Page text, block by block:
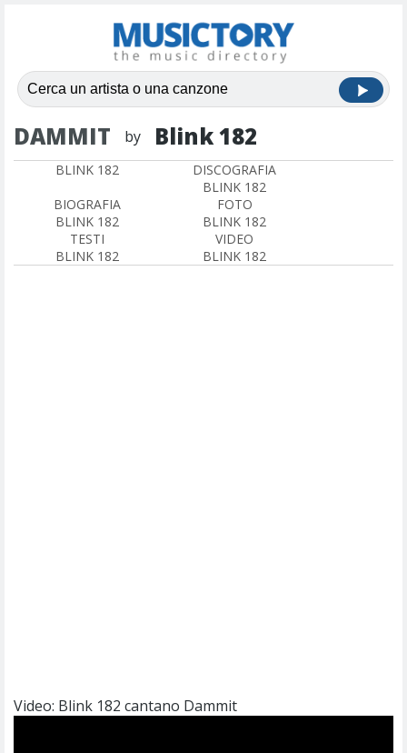
DAMMIT by Blink 182
BLINK 182
DISCOGRAFIA
BLINK 182
BIOGRAFIA
BLINK 182
FOTO
BLINK 182
TESTI
BLINK 182
VIDEO
BLINK 182
Video: Blink 182 cantano Dammit